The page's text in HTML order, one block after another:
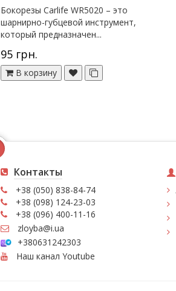
Бокорезы Carlife WR5020 – это
шарнирно-губцевой инструмент,
который предназначен...
95 грн.
В корзину
Контакты
+38 (050) 838-84-74
+38 (098) 124-23-03
+38 (096) 400-11-16
zloyba@i.ua
+380631242303
Наш канал Youtube